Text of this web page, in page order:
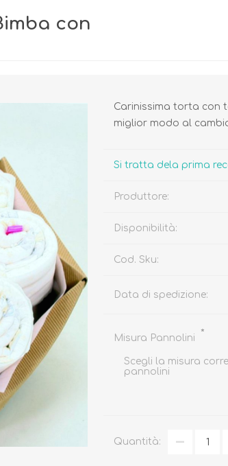
Biberon, Tettarelle,
Sterilizzatori
Tiralatte,
Scaldabiberon
Succhietti e Accessori
Accessori
Piatti, Posate,
Contenitori
GIOCATTOLI
Occhiali da sole
con
Carinissima torta con
miglior modo al
Si tratta dela prima
Produttore:
Disponibilità:
Cod. Sku:
Data di spedizione:
Misura Pannolini *
Scegli la misura
pannolini
Quantità: